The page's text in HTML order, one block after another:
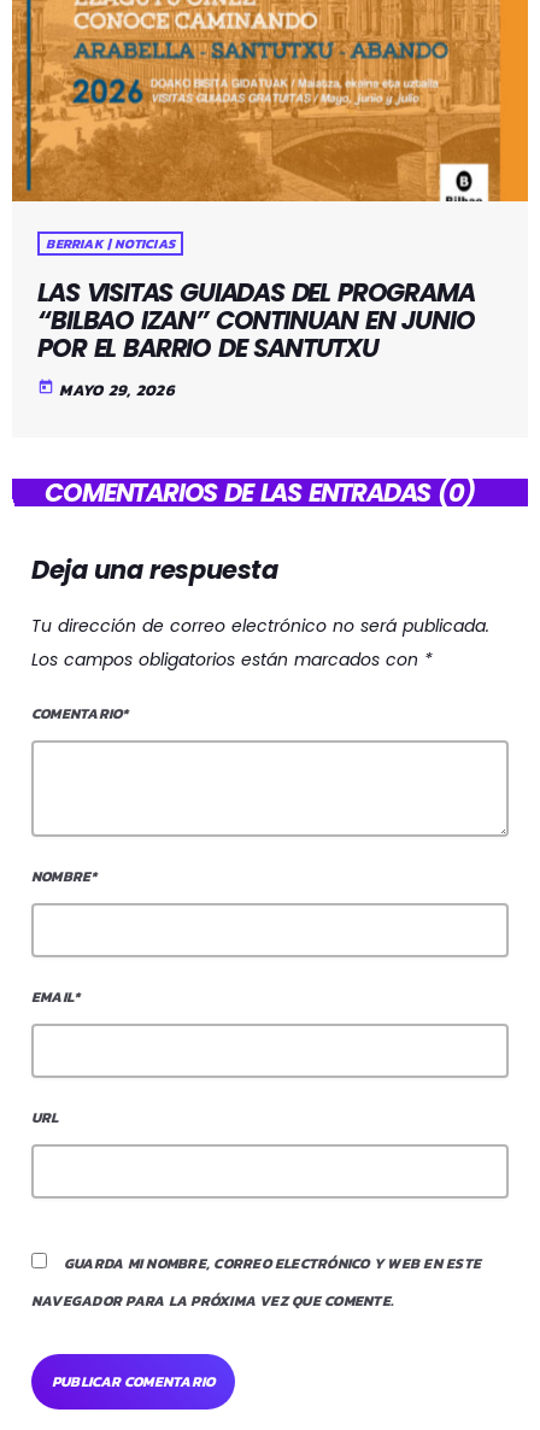
BERRIAK | NOTICIAS
LAS VISITAS GUIADAS DEL PROGRAMA
“BILBAO IZAN” CONTINUAN EN JUNIO
POR EL BARRIO DE SANTUTXU
today MAYO 29, 2026
COMENTARIOS DE LAS ENTRADAS (0)
Deja una respuesta
Tu dirección de correo electrónico no será publicada.
Los campos obligatorios están marcados con *
COMENTARIO*
NOMBRE*
EMAIL*
URL
GUARDA MI NOMBRE, CORREO ELECTRÓNICO Y WEB EN ESTE
NAVEGADOR PARA LA PRÓXIMA VEZ QUE COMENTE.